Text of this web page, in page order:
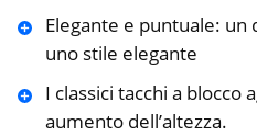
Elegante e puntuale: un
uno stile elegante
I classici tacchi a blocco
aumento dell’altezza.